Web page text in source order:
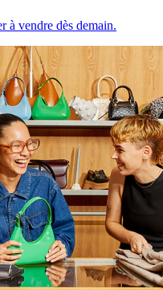
à vendre dès demain.